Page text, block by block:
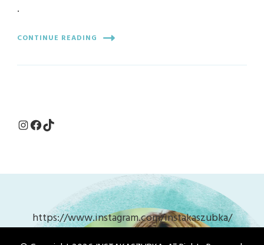
.
CONTINUE READING
Instagram Facebook TikTok
https://www.instagram.com/instakaszubka/